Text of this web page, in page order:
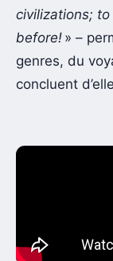
civilizations;
before! » –
genres, du
concluent